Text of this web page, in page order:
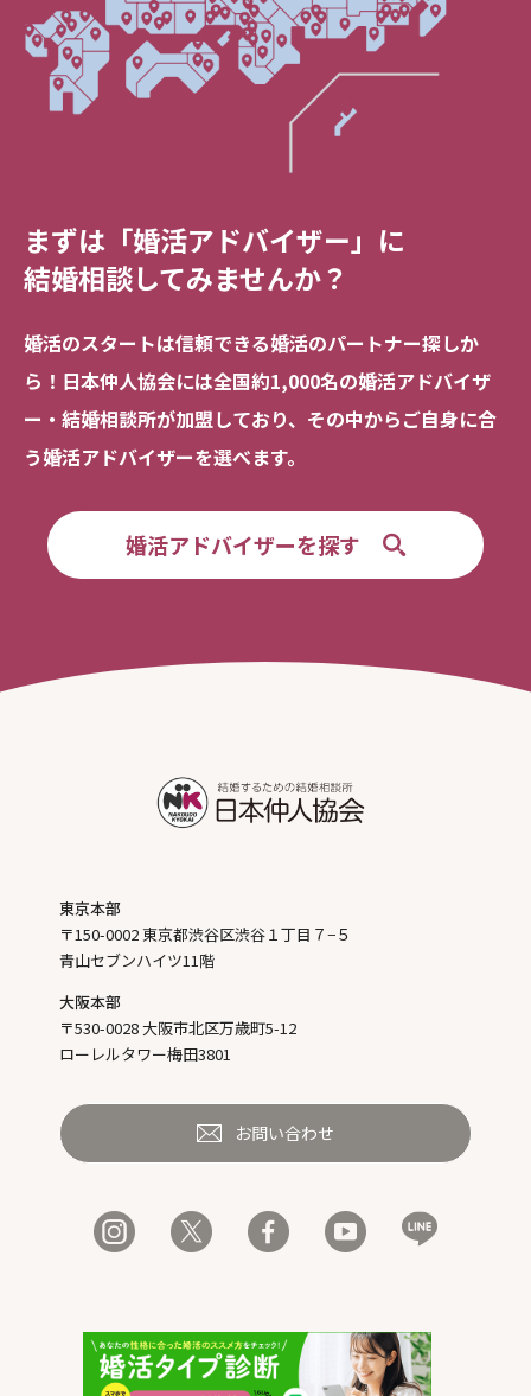
まずは「婚活アドバイザー」に
結婚相談してみませんか？
婚活のスタートは信頼できる婚活のパートナー探しか
ら！ 日本仲人協会には全国約1,000名の婚活アドバイザ
ー・結婚相談所が加盟しており、 その中からご自身に合
う婚活アドバイザーを選べます。
婚活アドバイザーを探す
東京本部
〒150-0002 東京都渋谷区渋谷１丁目７−５
青山セブンハイツ11階
大阪本部
〒530-0028 大阪市北区万歳町5-12
ローレルタワー梅田3801
お問い合わせ